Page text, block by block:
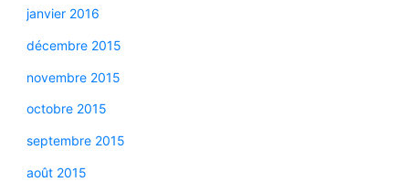
janvier 2016
décembre 2015
novembre 2015
octobre 2015
septembre 2015
août 2015